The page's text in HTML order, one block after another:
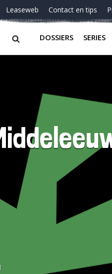
Leaseweb Contact en tips
DOSSIERS SERIES